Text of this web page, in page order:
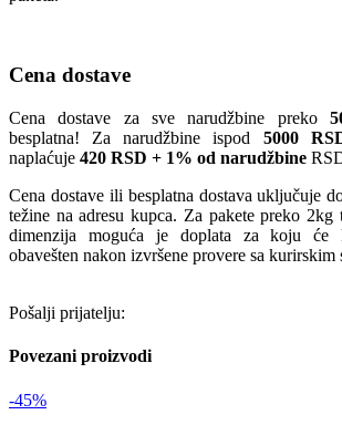
Cena dostave
Cena dostave za sve narudžbine preko
besplatna! Za narudžbine ispod 5000
naplaćuje 420 RSD + 1% od narudžbine
Cena dostave ili besplatna dostava uključuje
težine na adresu kupca. Za pakete preko 2kg
dimenzija moguća je doplata za koju će
obavešten nakon izvršene provere sa kurirskim
Pošalji prijatelju:
Povezani proizvodi
-45%